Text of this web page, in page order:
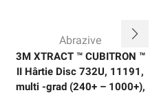
Abrazive
3M XTRACT ™ CUBITRON ™
II Hârtie Disc 732U, 11191,
multi -grad (240+ – 1000+),